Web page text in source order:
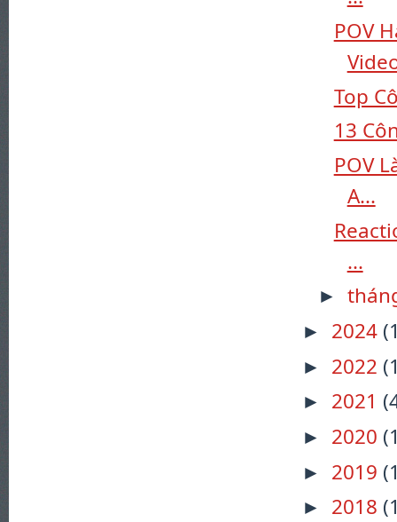
POV
Top
13
POV
A...
...
►
► 2024
► 2022
► 2021
► 2020
► 2019
► 2018